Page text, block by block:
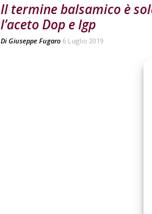
Il termine balsamico è
l’aceto Dop e Igp
Di Giuseppe Fugaro 6 Luglio 2019